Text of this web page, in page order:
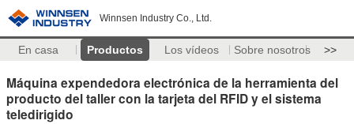
Winnsen Industry Co., Ltd.
En casa Productos Los vídeos Sobre nosotros >>
Máquina expendedora electrónica de la herramienta del
producto del taller con la tarjeta del RFID y el sistema
teledirigido